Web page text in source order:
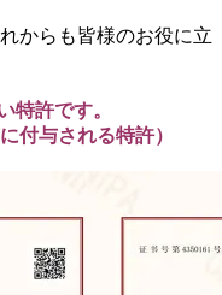
からも皆様のお役に立
特許です。
付与される特許）